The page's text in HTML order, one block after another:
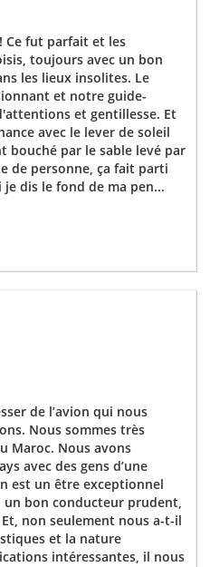
Ce fut parfait et les
toujours avec un bon
les lieux insolites. Le
et notre guide-
et gentillesse. Et
avec le lever de soleil
bouché par le sable levé par
de personne, ça fait parti
dis le fond de ma pen...
de l’avion qui nous
Nous sommes très
Maroc. Nous avons
avec des gens d’une
est un être exceptionnel
un bon conducteur prudent,
non seulement nous a-t-il
et la nature
intéressantes, il nous